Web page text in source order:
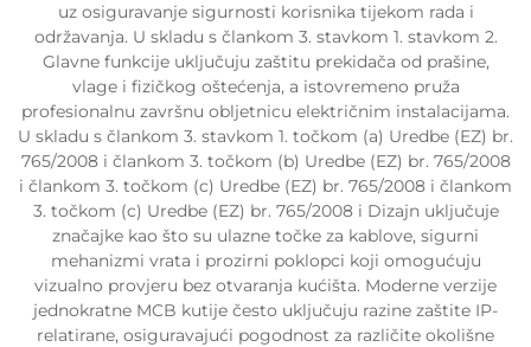
uz osiguravanje sigurnosti korisnika tijekom rada i
održavanja. U skladu s člankom 3. stavkom 1. stavkom 2.
Glavne funkcije uključuju zaštitu prekidača od prašine,
vlage i fizičkog oštećenja, a istovremeno pruža
profesionalnu završnu obljetnicu električnim instalacijama.
U skladu s člankom 3. stavkom 1. točkom (a) Uredbe (EZ) br.
765/2008 i člankom 3. točkom (b) Uredbe (EZ) br. 765/2008
i člankom 3. točkom (c) Uredbe (EZ) br. 765/2008 i člankom
3. točkom (c) Uredbe (EZ) br. 765/2008 i Dizajn uključuje
značajke kao što su ulazne točke za kablove, sigurni
mehanizmi vrata i prozirni poklopci koji omogućuju
vizualno provjeru bez otvaranja kućišta. Moderne verzije
jednokratne MCB kutije često uključuju razine zaštite IP-
relatirane, osiguravajući pogodnost za različite okolišne